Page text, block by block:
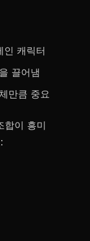
인 캐릭터
끌어냄
만큼 중요
합이 흥미